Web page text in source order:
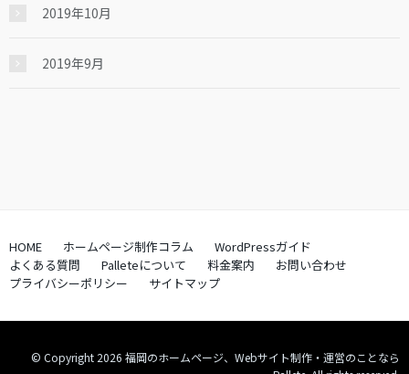
2019年10月
2019年9月
HOME ホームページ制作コラム
WordPressガイド
よくある質問
Palleteについて 料金案内
お問い合わせ
プライバシーポリシー
サイトマップ
© Copyright 2026 福岡のホームページ、Webサイト制作・運営のことなら